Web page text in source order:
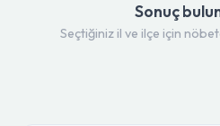
Sonuç
Seçtiğiniz il ve ilçe için